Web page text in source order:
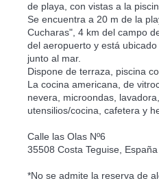
de playa, con vistas a la
Se encuentra a 20 m de la
Cucharas", 4 km del campo
del aeropuerto y está
junto al mar.
Dispone de terraza, piscina
La cocina americana, de
nevera, microondas,
utensilios/cocina, cafetera y
Calle las Olas Nº6
35508 Costa Teguise, España
*No se admite la reserva de